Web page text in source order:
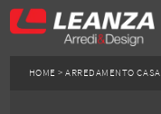
HOME >ARREDAMENTO CASA